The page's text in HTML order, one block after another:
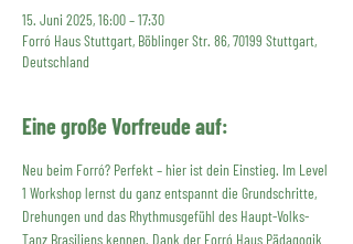
15. Juni 2025, 16:00 – 17:30
Forró Haus Stuttgart, Böblinger Str. 86, 70199 Stuttgart,
Deutschland
Eine große Vorfreude auf:
Neu beim Forró? Perfekt – hier ist dein Einstieg. Im Level
1 Workshop lernst du ganz entspannt die Grundschritte,
Drehungen und das Rhythmusgefühl des Haupt-Volks-
Tanz Brasiliens kennen. Dank der Forró Haus Pädagogik